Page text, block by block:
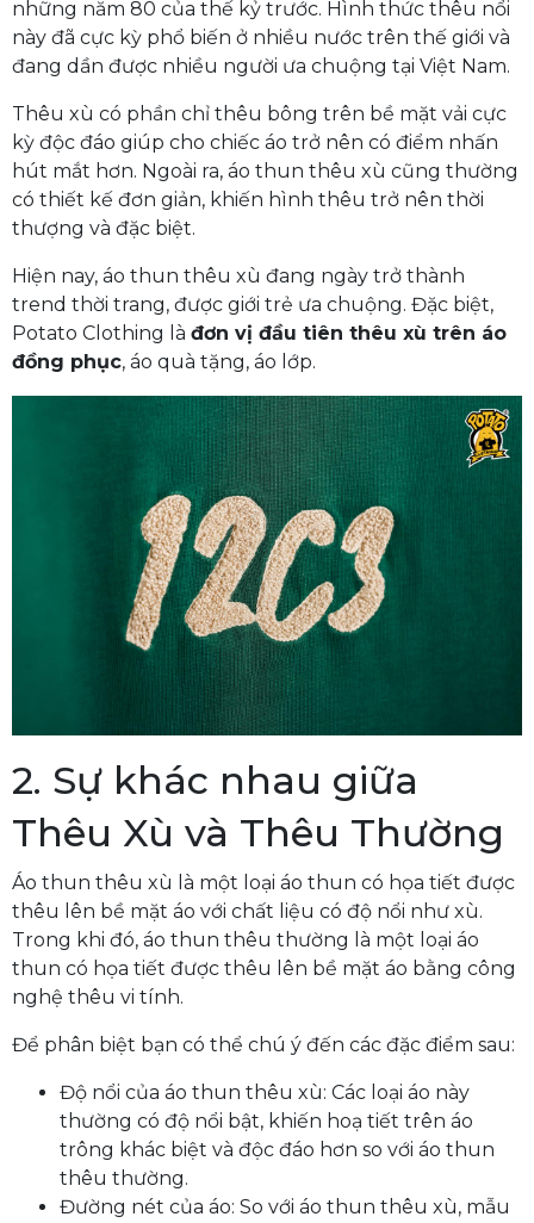
những năm 80 của thế kỷ trước. Hình thức thêu nổi
này đã cực kỳ phổ biến ở nhiều nước trên thế giới và
đang dần được nhiều người ưa chuộng tại Việt Nam.
Thêu xù có phần chỉ thêu bông trên bề mặt vải cực
kỳ độc đáo giúp cho chiếc áo trở nên có điểm nhấn
hút mắt hơn. Ngoài ra, áo thun thêu xù cũng thường
có thiết kế đơn giản, khiến hình thêu trở nên thời
thượng và đặc biệt.
Hiện nay, áo thun thêu xù đang ngày trở thành
trend thời trang, được giới trẻ ưa chuộng. Đặc biệt,
Potato Clothing là đơn vị đầu tiên thêu xù trên áo
đồng phục, áo quà tặng, áo lớp.
2. Sự khác nhau giữa
Thêu Xù và Thêu Thường
Áo thun thêu xù là một loại áo thun có họa tiết được
thêu lên bề mặt áo với chất liệu có độ nổi như xù.
Trong khi đó, áo thun thêu thường là một loại áo
thun có họa tiết được thêu lên bề mặt áo bằng công
nghệ thêu vi tính.
Để phân biệt bạn có thể chú ý đến các đặc điểm sau:
Độ nổi của áo thun thêu xù: Các loại áo này
thường có độ nổi bật, khiến hoạ tiết trên áo
trông khác biệt và độc đáo hơn so với áo thun
thêu thường.
Đường nét của áo: So với áo thun thêu xù, mẫu